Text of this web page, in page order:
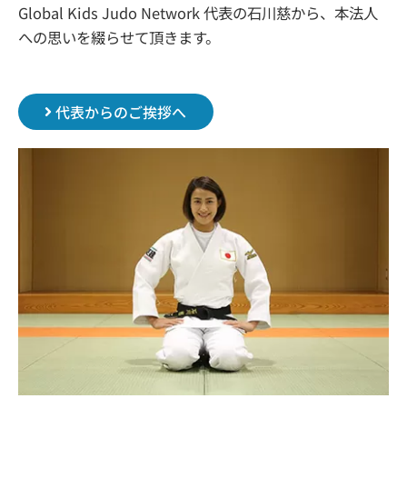
Global Kids Judo Network 代表の石川慈から、本法人
への思いを綴らせて頂きます。
代表からのご挨拶へ